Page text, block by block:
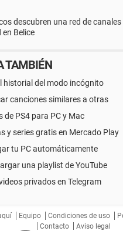
descubren una red de
Belice
TAMBIÉN
historial del modo incógnito
canciones similares a otras
de PS4 para PC y Mac
y series gratis en Mercado Play
tu PC automáticamente
una playlist de YouTube
privados en Telegram
Equipo Condiciones de uso
Contacto
Aviso legal